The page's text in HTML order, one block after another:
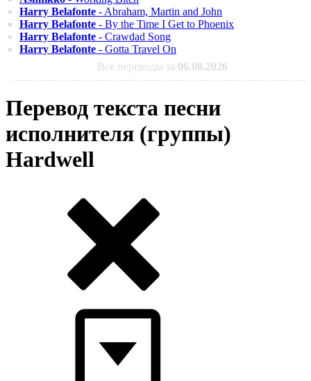
Harry Belafonte - Abraham, Martin and John
Harry Belafonte - By the Time I Get to Phoenix
Harry Belafonte - Crawdad Song
Harry Belafonte - Gotta Travel On
Все переводы за 06.08.2026
Перевод текста песни
исполнителя (группы)
Hardwell